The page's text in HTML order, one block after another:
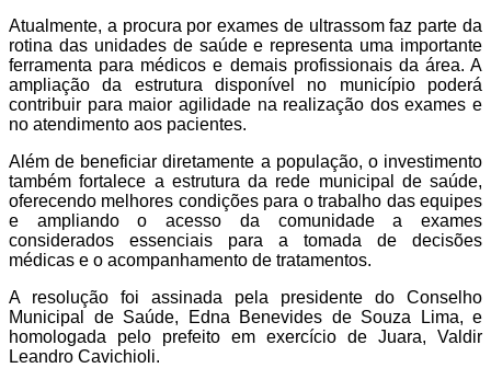
Atualmente, a procura por exames de ultrassom faz parte da
rotina das unidades de saúde e representa uma importante
ferramenta para médicos e demais profissionais da área. A
ampliação da estrutura disponível no município poderá
contribuir para maior agilidade na realização dos exames e
no atendimento aos pacientes.
Além de beneficiar diretamente a população, o investimento
também fortalece a estrutura da rede municipal de saúde,
oferecendo melhores condições para o trabalho das equipes
e ampliando o acesso da comunidade a exames
considerados essenciais para a tomada de decisões
médicas e o acompanhamento de tratamentos.
A resolução foi assinada pela presidente do Conselho
Municipal de Saúde, Edna Benevides de Souza Lima, e
homologada pelo prefeito em exercício de Juara, Valdir
Leandro Cavichioli.